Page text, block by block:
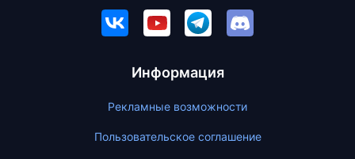
Информация
Рекламные возможности
Пользовательское соглашение